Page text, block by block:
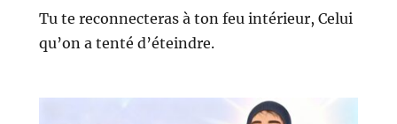
Tu te reconnecteras à ton feu intérieur, Celui
qu’on a tenté d’éteindre.